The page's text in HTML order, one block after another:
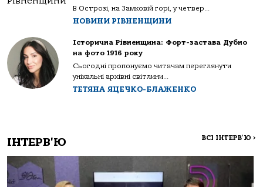
В Острозі, на Замковій горі, у четвер...
НОВИНИ РІВНЕНЩИНИ
Історична Рівненщина: Форт-застава Дубно
на фото 1916 року
Сьогодні пропонуємо читачам переглянути
унікальні архівні світлини...
ТЕТЯНА ЯЦЕЧКО-БЛАЖЕНКО
ІНТЕРВ'Ю ВСІ ІНТЕРВ'Ю >